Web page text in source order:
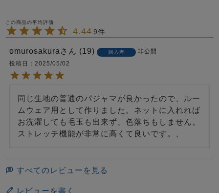
4.44 9
omurosakura 19 購入者
非公開
投稿日
2025/05/02
同じ生地の普通のパジャマが良かったので、ルー
ムウェア用として作りました。ネットに入れれば
お洗濯しても毛玉も出来ず、色落ちもしません。
ストレッチ機能が非常に高くて良いです。、
すべてのレビューを見る
レビューを書く